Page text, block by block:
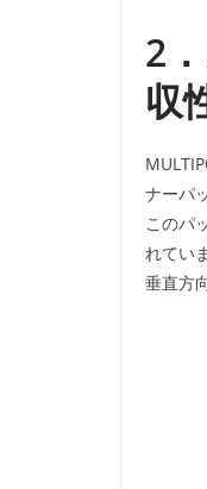
2
収
ナーパ
このパ
れてい
垂直方